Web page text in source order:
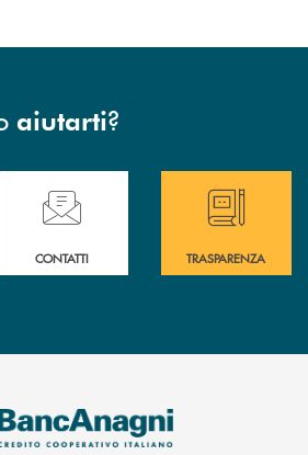
aiutarti?
delle filiali
Hai bisogno di assistenza immediata ?
CONTATTI
Hai bisogno di
TRASPARENZA